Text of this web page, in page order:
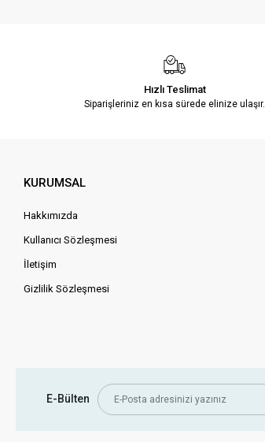
Hızlı Teslimat
Siparişleriniz en kısa sürede elinize ulaşır.
KURUMSAL
Hakkımızda
Kullanıcı Sözleşmesi
İletişim
Gizlilik Sözleşmesi
E-Bülten